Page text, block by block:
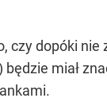
czy dopóki
miał